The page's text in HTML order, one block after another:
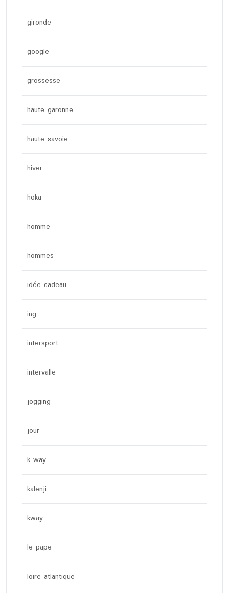
gironde
google
grossesse
haute garonne
haute savoie
hiver
hoka
homme
hommes
idée cadeau
ing
intersport
intervalle
jogging
jour
k way
kalenji
kway
le pape
loire atlantique